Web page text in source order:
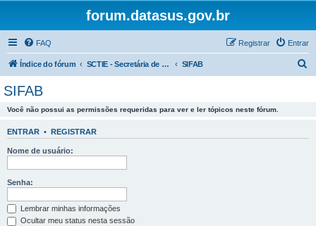
forum.datasus.gov.br
FAQ Entrar
Registrar
Índice do fórum SCTIE - Secretária de Ciência e Tecnologia e Insumos Estratégicos SIFAB
SIFAB
Você não possui as permissões requeridas para ver e ler tópicos neste fórum.
ENTRAR • REGISTRAR
Nome de usuário:
Senha:
Lembrar minhas informações
Ocultar meu status nesta sessão